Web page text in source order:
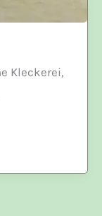
Kleckerei,